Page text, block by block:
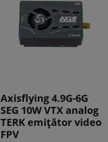
Axisflying 4.9G-6G
SEG 10W VTX analog
TERK emițător video
FPV